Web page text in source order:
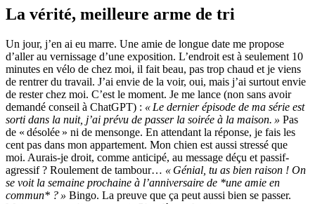
La vérité, meilleure arme de tri
Un jour, j’en ai eu marre. Une amie de longue date me propose
d’aller au vernissage d’une exposition. L’endroit est à seulement 10
minutes en vélo de chez moi, il fait beau, pas trop chaud et je viens
de rentrer du travail. J’ai envie de la voir, oui, mais j’ai surtout envie
de rester chez moi. C’est le moment. Je me lance (non sans avoir
demandé conseil à ChatGPT) : « Le dernier épisode de ma série est
sorti dans la nuit, j’ai prévu de passer la soirée à la maison. » Pas
de « désolée » ni de mensonge. En attendant la réponse, je fais les
cent pas dans mon appartement. Mon chien est aussi stressé que
moi. Aurais-je droit, comme anticipé, au message déçu et passif-
agressif ? Roulement de tambour… « Génial, tu as bien raison ! On
se voit la semaine prochaine à l’anniversaire de *une amie en
commun* ? » Bingo. La preuve que ça peut aussi bien se passer.